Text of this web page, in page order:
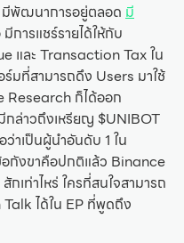
มีพัฒนาการอยู่ตลอด มี
มีการแชร์รายได้ให้กับ
และ Transaction Tax ใน
มที่สามารถดึง Users มาใช้
Research ก็ได้ออก
กล่าวถึงเหรียญ $UNIBOT
าเป็นผู้นำอันดับ 1 ใน
กังขาคือปกติแล้ว Binance
เท่าไหร่ ใครที่สนใจสามารถ
ได้ใน EP ที่พูดถึง